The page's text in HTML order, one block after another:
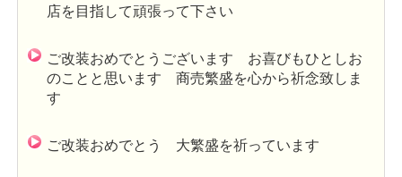
店を目指して頑張って下さい
ご改装おめでとうございます お喜びもひとしお
のことと思います 商売繁盛を心から祈念致しま
す
ご改装おめでとう 大繁盛を祈っています